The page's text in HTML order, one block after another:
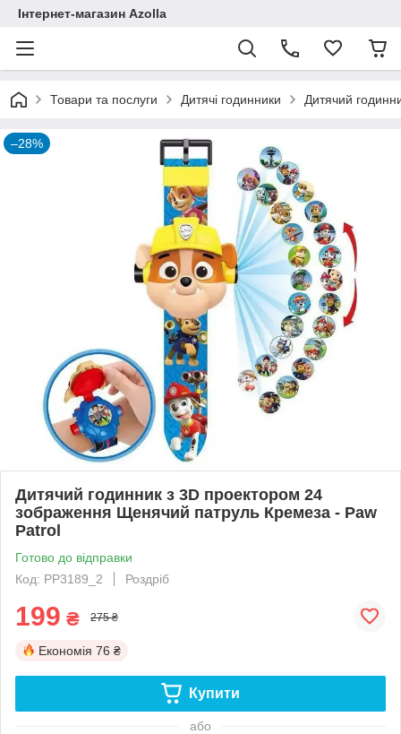
Інтернет-магазин Azolla
Товари та послуги Дитячі годинники Дитячий
–28%
Дитячий годинник з 3D проектором 24
зображення Щенячий патруль Кремеза - Paw
Patrol
Готово до відправки
Код: PP3189_2
Роздріб
199 ₴ 275 ₴
Економія 76 ₴
Купити
або